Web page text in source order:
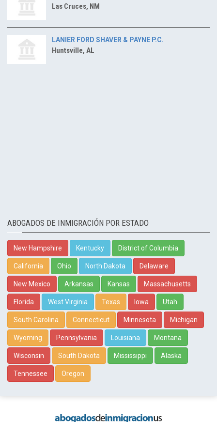
Las Cruces, NM
LANIER FORD SHAVER & PAYNE P.C.
Huntsville, AL
ABOGADOS DE INMIGRACIÓN POR ESTADO
New Hampshire Kentucky District of Columbia
California Ohio North Dakota Delaware
New Mexico Arkansas Kansas Massachusetts
Florida West Virginia Texas Iowa Utah
South Carolina Connecticut Minnesota Michigan
Wyoming Pennsylvania Louisiana Montana
Wisconsin South Dakota Mississippi Alaska
Tennessee Oregon